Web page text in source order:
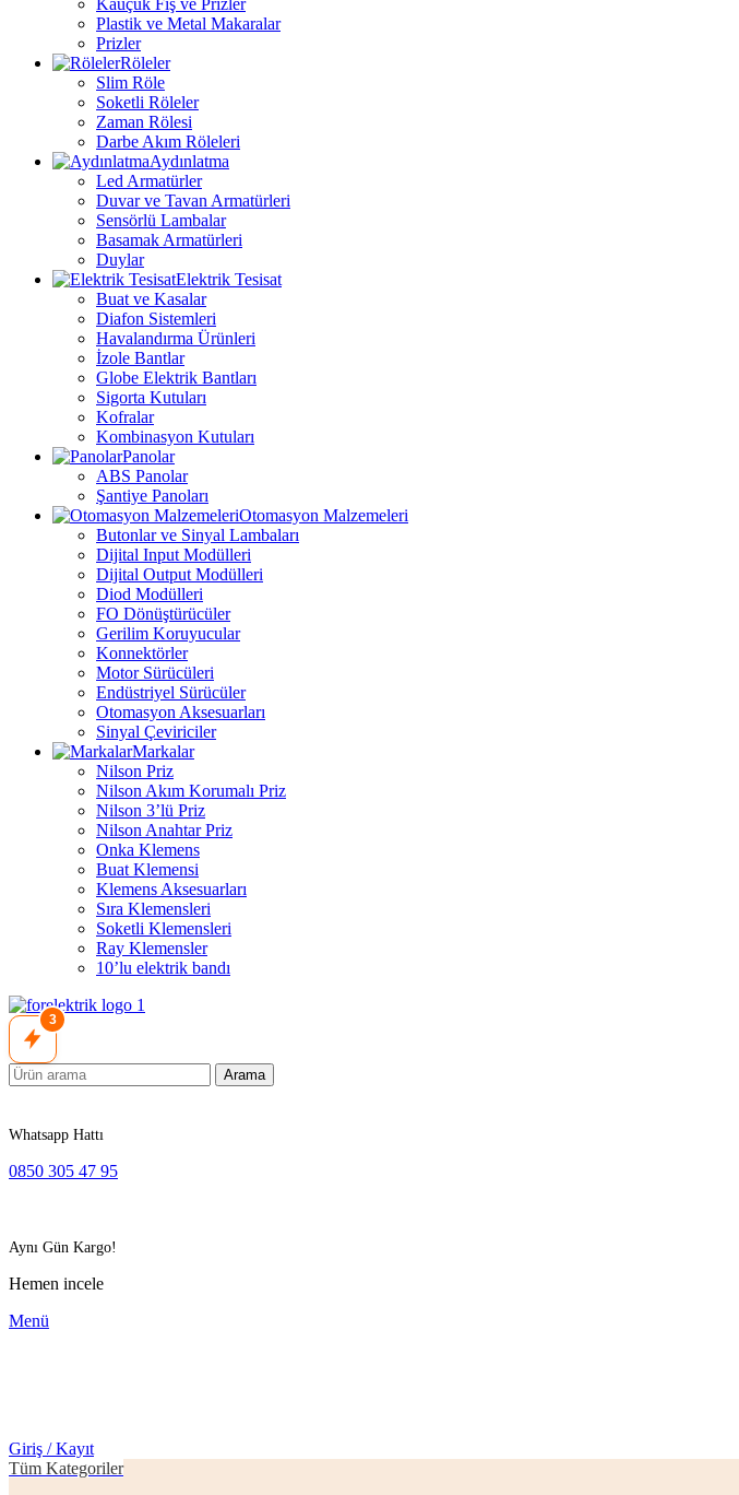
Kauçuk Fiş ve Prizler
Plastik ve Metal Makaralar
Prizler
Röleler
Slim Röle
Soketli Röleler
Zaman Rölesi
Darbe Akım Röleleri
Aydınlatma
Led Armatürler
Duvar ve Tavan Armatürleri
Sensörlü Lambalar
Basamak Armatürleri
Duylar
Elektrik Tesisat
Buat ve Kasalar
Diafon Sistemleri
Havalandırma Ürünleri
İzole Bantlar
Globe Elektrik Bantları
Sigorta Kutuları
Kofralar
Kombinasyon Kutuları
Panolar
ABS Panolar
Şantiye Panoları
Otomasyon Malzemeleri
Butonlar ve Sinyal Lambaları
Dijital Input Modülleri
Dijital Output Modülleri
Diod Modülleri
FO Dönüştürücüler
Gerilim Koruyucular
Konnektörler
Motor Sürücüleri
Endüstriyel Sürücüler
Otomasyon Aksesuarları
Sinyal Çeviriciler
Markalar
Nilson Priz
Nilson Akım Korumalı Priz
Nilson 3’lü Priz
Nilson Anahtar Priz
Onka Klemens
Buat Klemensi
Klemens Aksesuarları
Sıra Klemensleri
Soketli Klemensleri
Ray Klemensler
10’lu elektrik bandı
3
Arama
Whatsapp Hattı
0850 305 47 95
Aynı Gün Kargo!
Hemen incele
Menü
Giriş / Kayıt
Tüm Kategoriler